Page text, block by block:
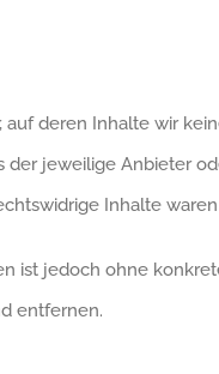
deren Inhalte wir
jeweilige Anbieter
Inhalte
ist jedoch ohne
entfernen.